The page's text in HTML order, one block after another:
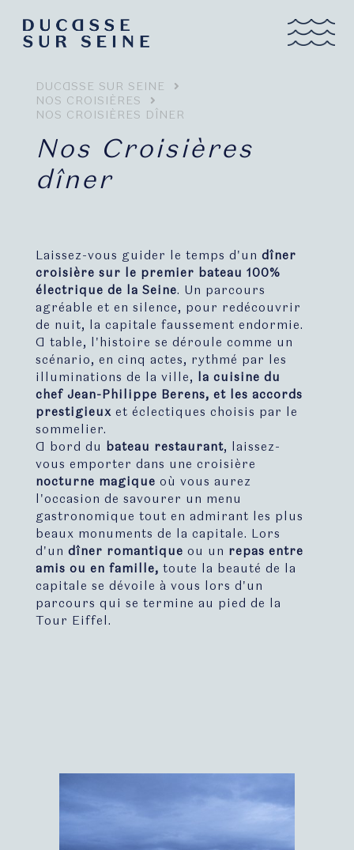
DUCASSE SUR SEINE
NOS CROISIÈRES
NOS CROISIÈRES DÎNER
Nos Croisières
dîner
Laissez-vous guider le temps d'un dîner
croisière sur le premier bateau 100%
électrique de la Seine. Un parcours
agréable et en silence, pour redécouvrir
de nuit, la capitale faussement endormie.
A table, l'histoire se déroule comme un
scénario, en cinq actes, rythmé par les
illuminations de la ville, la cuisine du
chef Jean-Philippe Berens, et les accords
prestigieux et éclectiques choisis par le
sommelier.
A bord du bateau restaurant, laissez-
vous emporter dans une croisière
nocturne magique où vous aurez
l'occasion de savourer un menu
gastronomique tout en admirant les plus
beaux monuments de la capitale. Lors
d'un dîner romantique ou un repas entre
amis ou en famille, toute la beauté de la
capitale se dévoile à vous lors d'un
parcours qui se termine au pied de la
Tour Eiffel.